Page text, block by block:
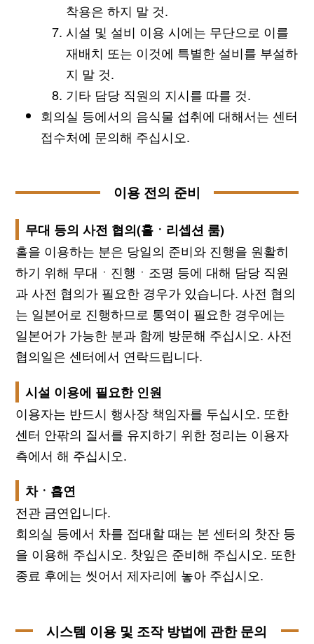
착용은 하지 말 것.
시설 및 설비 이용 시에는 무단으로 이를
재배치 또는 이것에 특별한 설비를 부설하
지 말 것.
기타 담당 직원의 지시를 따를 것.
회의실 등에서의 음식물 섭취에 대해서는 센터
접수처에 문의해 주십시오.
이용 전의 준비
무대 등의 사전 협의(홀ㆍ리셉션 룸)
홀을 이용하는 분은 당일의 준비와 진행을 원활히
하기 위해 무대ㆍ진행ㆍ조명 등에 대해 담당 직원
과 사전 협의가 필요한 경우가 있습니다. 사전 협의
는 일본어로 진행하므로 통역이 필요한 경우에는
일본어가 가능한 분과 함께 방문해 주십시오. 사전
협의일은 센터에서 연락드립니다.
시설 이용에 필요한 인원
이용자는 반드시 행사장 책임자를 두십시오. 또한
센터 안팎의 질서를 유지하기 위한 정리는 이용자
측에서 해 주십시오.
차ㆍ흡연
전관 금연입니다.
회의실 등에서 차를 접대할 때는 본 센터의 찻잔 등
을 이용해 주십시오. 찻잎은 준비해 주십시오. 또한
종료 후에는 씻어서 제자리에 놓아 주십시오.
시스템 이용 및 조작 방법에 관한 문의